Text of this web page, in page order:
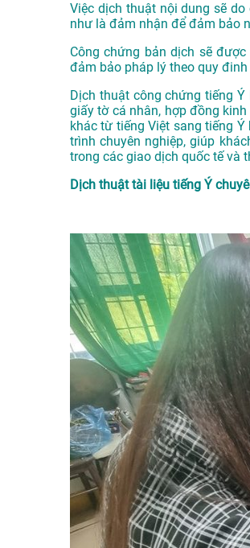
Việc dịch thuật nội dung sẽ
như là đảm nhận để đảm bảo
Công chứng bản dịch sẽ
đảm bảo pháp lý theo quy
Dịch thuật công chứng tiếng
giấy tờ cá nhân, hợp đồng
khác từ tiếng Việt sang tiếng
trình chuyên nghiệp, giúp
trong các giao dịch quốc tế và
Dịch thuật tài liệu tiếng Ý